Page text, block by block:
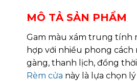
MÔ TẢ SẢN PHẨM
Gam màu xám trung tính
hợp với nhiều phong cách
gàng, thanh lịch, đồng
Rèm cửa này là lựa chọn